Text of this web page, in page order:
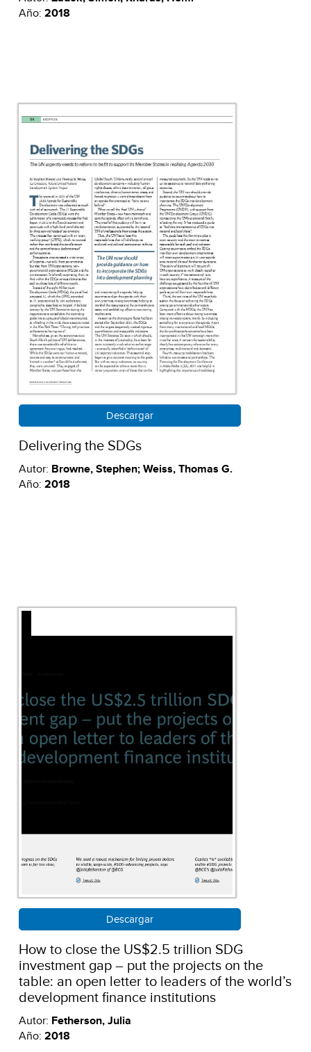
Año: 2018
Descargar
Delivering the SDGs
Autor: Browne, Stephen; Weiss, Thomas G.
Año: 2018
Descargar
How to close the US$2.5 trillion SDG
investment gap – put the projects on the
table: an open letter to leaders of the world’s
development finance institutions
Autor: Fetherson, Julia
Año: 2018